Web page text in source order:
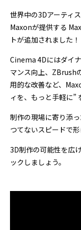
プログラミング/ウ
ファッション/デザ
世界中の3Dアーティ
Maxonが提供する
トが追加されました！
Cinema 4Dにはダイ
マンス向上、ZBrush
用的な改善など、
ィを、もっと手軽に”
制作の現場に寄り添
つてないスピードで形
3D制作の可能性を広
ックしましょう。